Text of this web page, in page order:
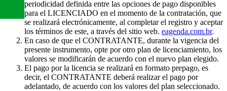
periodicidad definida entre las opciones de pago disponibles
para el LICENCIADO en el momento de la contratación, que
se realizará electrónicamente, al completar el registro y aceptar
los términos de este, a través del sitio web. eagenda.com.br.
En caso de que el CONTRATANTE, durante la vigencia del
presente instrumento, opte por otro plan de licenciamiento, los
valores se modificarán de acuerdo con el nuevo plan elegido.
El pago por la licencia se realizará en formato prepago, es
decir, el CONTRATANTE deberá realizar el pago por
adelantado, de acuerdo con los valores del plan seleccionado.